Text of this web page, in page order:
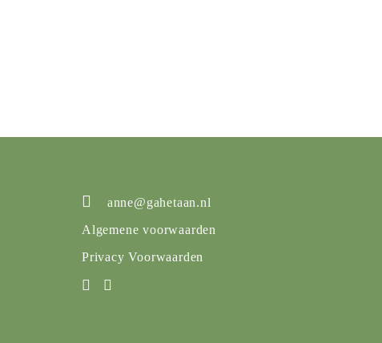
anne@gahetaan.nl
Algemene voorwaarden
Privacy Voorwaarden